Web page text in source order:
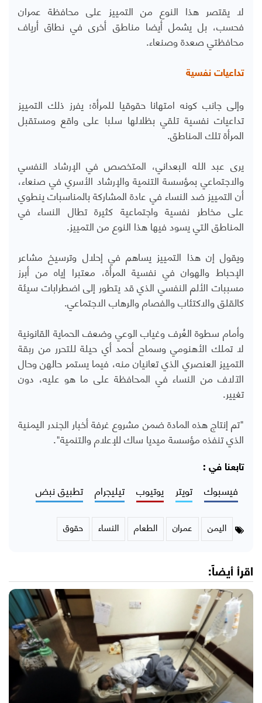
لا يقتصر هذا النوع من التمييز على محافظة عمران
فحسب، بل يشمل أيضا مناطق أخرى في نطاق أرياف
محافظتي صعدة وصنعاء.
تداعيات نفسية
وإلى جانب كونه امتهانا حقوقيا للمرأة؛ يفرز ذلك التمييز
تداعيات نفسية تلقي بظلالها سلبا على واقع ومستقبل
المرأة تلك المناطق.
يرى عبد الله البعداني، المتخصص في الإرشاد النفسي
والاجتماعي بمؤسسة التنمية والإرشاد الأسري في صنعاء،
أن التمييز ضد النساء في عادة المشاركة بالمناسبات ينطوي
على مخاطر نفسية واجتماعية كثيرة تطال النساء في
المناطق التي يسود فيها هذا النوع من التمييز.
ويقول إن هذا التمييز يساهم في إحلال وترسيخ مشاعر
الإحباط والهوان في نفسية المرأة، معتبرا إياه من أبرز
مسببات الألم النفسي الذي قد يتطور إلى اضطرابات سيئة
كالقلق والاكتئاب والفصام والرهاب الاجتماعي.
وأمام سطوة العُرف وغياب الوعي وضعف الحماية القانونية
لا تملك الأهنومي وسماح أحمد أي حيلة للتحرر من ربقة
التمييز العنصري الذي تعانيان منه، فيما يستمر حالهن وحال
الآلاف من النساء في المحافظة على ما هو عليه، دون
تغيير.
"تم إنتاج هذه المادة ضمن مشروع غرفة أخبار الجندر اليمنية
الذي تنفذه مؤسسة ميديا ساك للإعلام والتنمية".
تابعنا في :
فيسبوك تويتر يوتيوب تيليجرام تطبيق نبض
اليمن عمران الطعام النساء حقوق
اقرأ أيضاً: